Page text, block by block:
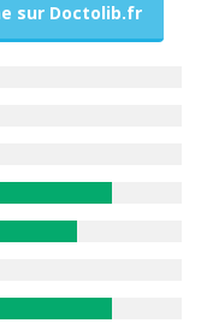
sur Doctolib.fr